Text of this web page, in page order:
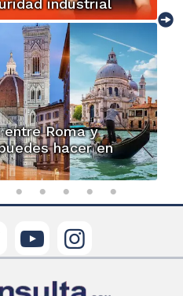
industrial
Roma y
hacer en